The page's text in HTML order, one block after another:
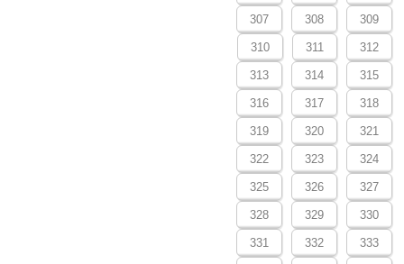
307 308 309
310 311 312
313 314 315
316 317 318
319 320 321
322 323 324
325 326 327
328 329 330
331 332 333